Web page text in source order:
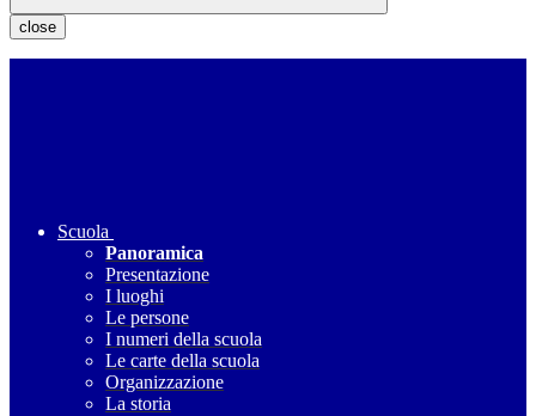
close
Scuola
Panoramica
Presentazione
I luoghi
Le persone
I numeri della scuola
Le carte della scuola
Organizzazione
La storia